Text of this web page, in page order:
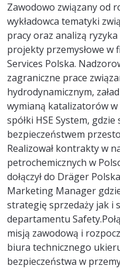
Zawodowo związany od
wykładowca tematyki
pracy oraz analizą
projekty przemysłowe w
Services Polska.
zagraniczne prace
hydrodynamicznym,
wymianą katalizatorów
spółki HSE System,
bezpieczeństwem
Realizował kontrakty w
petrochemicznych w
dołączył do Dräger
Marketing Manager
strategię sprzedaży jak i
departamentu
misją zawodową i
biura technicznego
bezpieczeństwa w